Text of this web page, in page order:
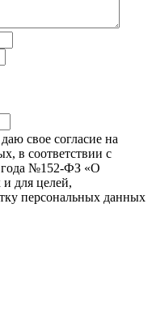
свое согласие на
в соответствии с
года №152-ФЗ «О
для целей,
персональных данных